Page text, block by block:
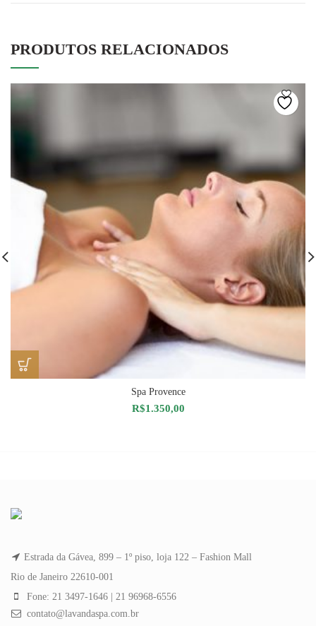
PRODUTOS RELACIONADOS
Spa Provence
R$1.350,00
Estrada da Gávea, 899 – 1º piso, loja 122 – Fashion Mall
Rio de Janeiro 22610-001
Fone: 21 3497-1646 | 21 96968-6556
contato@lavandaspa.com.br